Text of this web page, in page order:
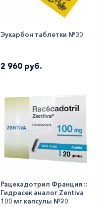
Эукарбон таблетки №30
2 960 руб.
Рацекадотрил Франция ::
Гидрасек аналог Zentiva
100 мг капсулы №20